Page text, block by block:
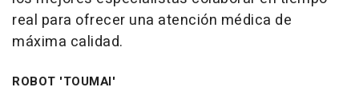
real para ofrecer una atención médica de
máxima calidad.
ROBOT 'TOUMAI'